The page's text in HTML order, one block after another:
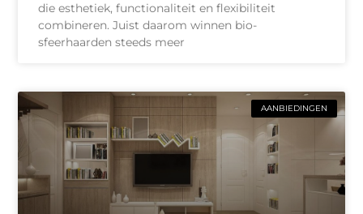
die esthetiek, functionaliteit en flexibiliteit
combineren. Juist daarom winnen bio-
sfeerhaarden steeds meer
AANBIEDINGEN